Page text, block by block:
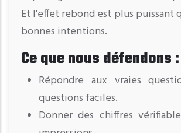
Et l'effet rebond est plus puissant
bonnes intentions.
Ce que nous défendons :
Répondre aux vraies
questions faciles.
Donner des chiffres